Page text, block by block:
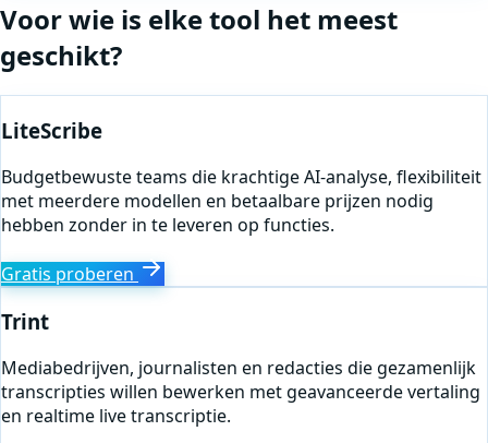
Voor wie is elke tool het meest
geschikt?
LiteScribe
Budgetbewuste teams die krachtige AI-analyse, flexibiliteit
met meerdere modellen en betaalbare prijzen nodig
hebben zonder in te leveren op functies.
Gratis proberen
Trint
Mediabedrijven, journalisten en redacties die gezamenlijk
transcripties willen bewerken met geavanceerde vertaling
en realtime live transcriptie.